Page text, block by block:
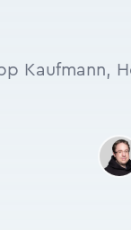
Kaufmann,